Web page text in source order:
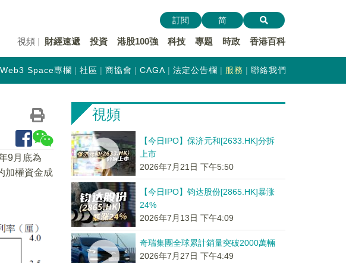
視頻 財經速遞 投資 港股100強 科技 專題 時政 香港百科
訂閱 简
Web3 Space專欄 社區 商協會 CAGA 法定公告欄 服務 聯絡我們
9月底為
加權資金成
視頻
【今日IPO】保济元和[2633.HK]分拆
上市
2026年7月21日 下午5:50
【今日IPO】钧达股份[2865.HK]暴涨
24%
2026年7月13日 下午4:09
奇瑞集團全球累計銷量突破2000萬輛
2026年7月27日 下午4:49